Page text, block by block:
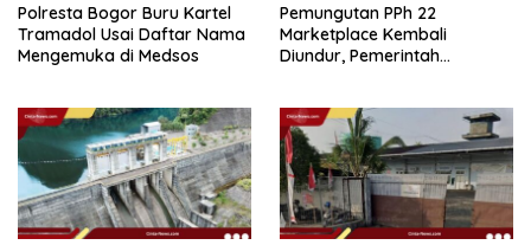
Polresta Bogor Buru Kartel
Tramadol Usai Daftar Nama
Mengemuka di Medsos
Pemungutan PPh 22
Marketplace Kembali
Diundur, Pemerintah